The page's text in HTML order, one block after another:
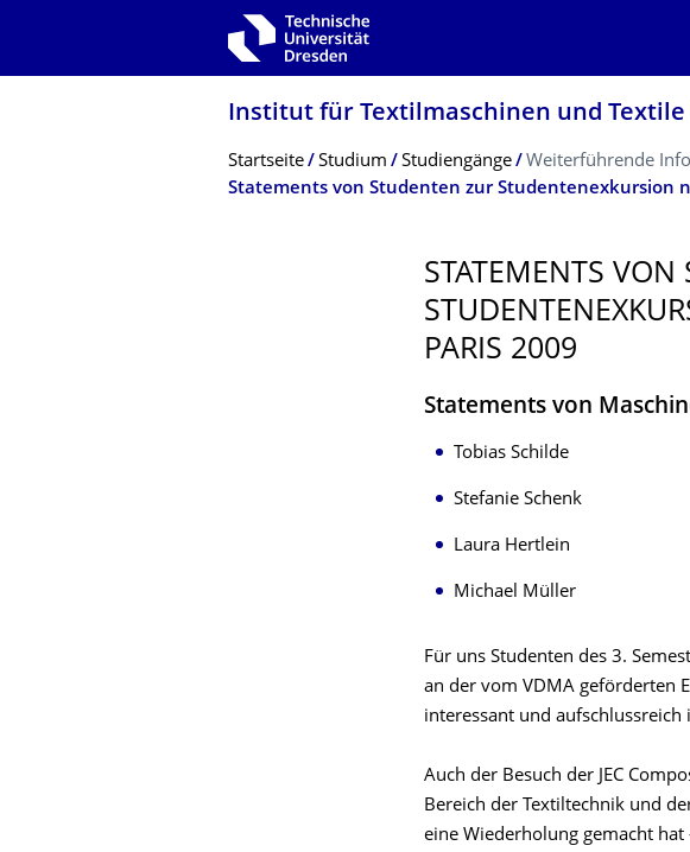
Zur Hauptnavigation springen
Institut für Textilmaschinen und
Breadcrumb-Menü
Startseite Studium Studiengänge Weiterführende
STATEMENTS VON
PARIS 2009
Statements von
Tobias Schilde
Stefanie Schenk
Laura Hertlein
Michael Müller
Für uns Studenten des 3.
an der vom VDMA geförderten
interessant und
Auch der Besuch der JEC
Bereich der Textiltechnik und
eine Wiederholung gemacht